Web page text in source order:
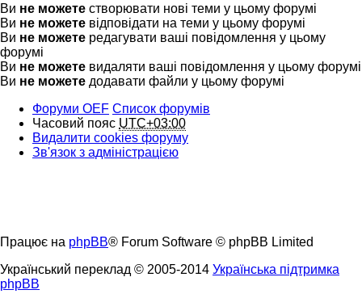
Ви не можете створювати нові теми у цьому форумі
Ви не можете відповідати на теми у цьому форумі
Ви не можете редагувати ваші повідомлення у цьому
форумі
Ви не можете видаляти ваші повідомлення у цьому форумі
Ви не можете додавати файли у цьому форумі
Форуми OEF Список форумів
Часовий пояс UTC+03:00
Видалити cookies форуму
Зв'язок з адміністрацією
Працює на phpBB® Forum Software © phpBB Limited
Український переклад © 2005-2014 Українська підтримка
phpBB